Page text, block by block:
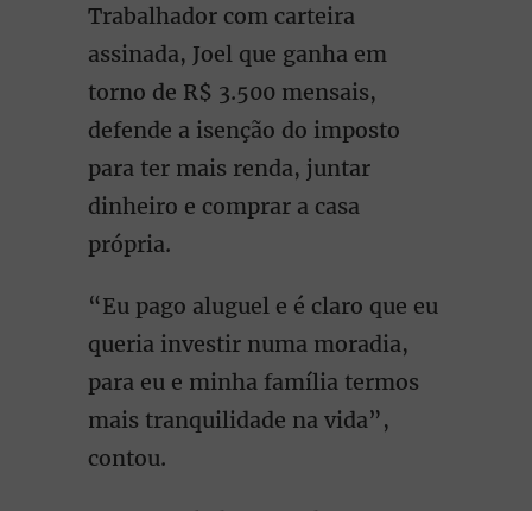
Trabalhador com carteira
assinada, Joel que ganha em
torno de R$ 3.500 mensais,
defende a isenção do imposto
para ter mais renda, juntar
dinheiro e comprar a casa
própria.
“Eu pago aluguel e é claro que eu
queria investir numa moradia,
para eu e minha família termos
mais tranquilidade na vida”,
contou.